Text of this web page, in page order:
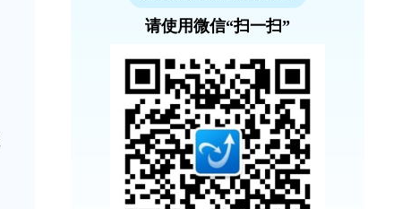
请使用微信“扫一扫”